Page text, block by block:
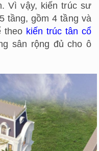
Vì vậy, kiến trúc sư
tầng, gồm 4 tầng và
theo kiến trúc tân cổ
sân rộng đủ cho ô